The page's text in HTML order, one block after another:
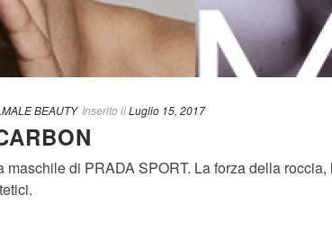
.MALE BEAUTY Inserito ilLuglio 15, 2017
di PRADA SPORT. La forza della